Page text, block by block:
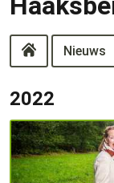
Nieuws
2022